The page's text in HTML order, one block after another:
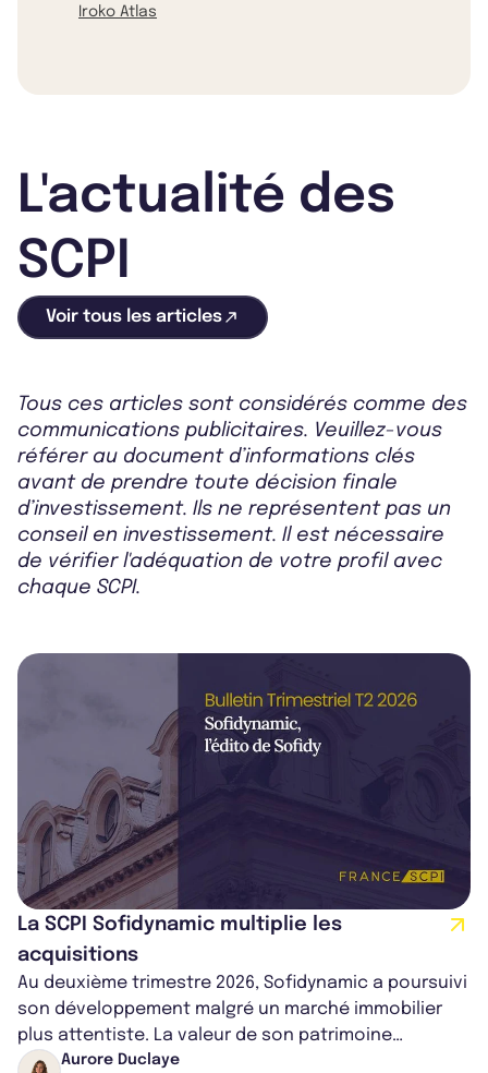
Iroko Atlas
L'actualité des
SCPI
Voir tous les articles
Tous ces articles sont considérés comme des
communications publicitaires. Veuillez-vous
référer au document d’informations clés
avant de prendre toute décision finale
d’investissement. Ils ne représentent pas un
conseil en investissement. Il est nécessaire
de vérifier l'adéquation de votre profil avec
chaque SCPI.
La SCPI Sofidynamic multiplie les
acquisitions
Au deuxième trimestre 2026, Sofidynamic a poursuivi
son développement malgré un marché immobilier
plus attentiste. La valeur de son patrimoine
progresse de 3,8% à périmètre constan...
Aurore Duclaye